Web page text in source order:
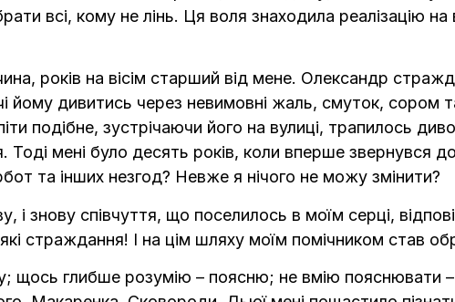
всі, кому не лінь. Ця воля знаходила реалізацію на
років на вісім старший від мене. Олександр
йому дивитись через невимовні жаль, смуток, сором
подібне, зустрічаючи його на вулиці, трапилось
Тоді мені було десять років, коли вперше звернувся
та інших незгод? Невже я нічого не можу змінити?
і знову співчуття, що поселилось в моїм серці,
страждання! І на цім шляху моїм помічником став
щось глибше розумію – поясню; не вмію пояснювати